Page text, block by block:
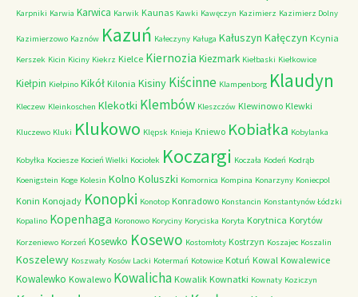
Karpniki Karwia Karwica Karwik Kaunas Kawki Kawęczyn Kazimierz Kazimierz Dolny
Kazimierzowo Kaznów Kazuń Kałeczyny Kaługa Kałuszyn Kałęczyn Kcynia
Kerszek Kicin Kiciny Kiekrz Kielce Kiernozia Kiezmark Kiełbaski Kiełkowice
Kiełpin Kiełpino Kikół Kilonia Kisiny Kiścinne Klampenborg Klaudyn
Kleczew Kleinkoschen Klekotki Klembów Kleszczów Klewinowo Klewki
Kluczewo Kluki Klukowo Klępsk Knieja Kniewo Kobiałka Kobylanka
Kobyłka Kociesze Kocień Wielki Kociołek Koczargi Koczała Kodeń Kodrąb
Koenigstein Koge Kolesin Kolno Koluszki Komornica Kompina Konarzyny Koniecpol
Konin Konojady Konopki Konotop Konradowo Konstancin Konstantynów Łódzki
Kopalino Kopenhaga Koronowo Koryciny Koryciska Koryta Korytnica Korytów
Korzeniewo Korzeń Kosewko Kosewo Kostomłoty Kostrzyn Koszajec Koszalin
Koszelewy Koszwały Kosów Lacki Kotermań Kotowice Kotuń Kowal Kowalewice
Kowalewko Kowalewo Kowalicha Kowalik Kownatki Kownaty Koziczyn